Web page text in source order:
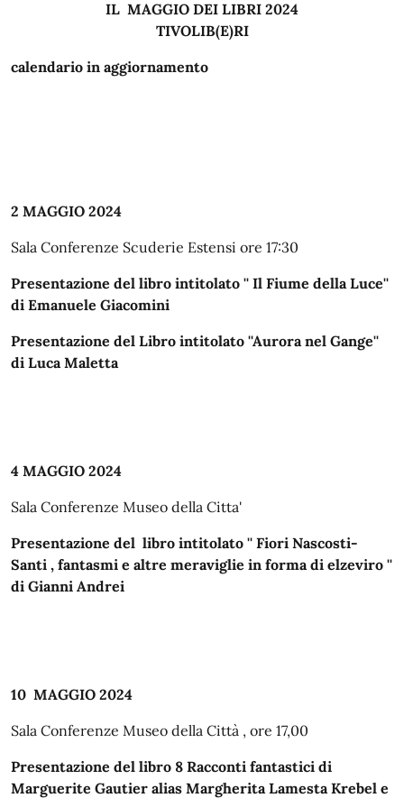
IL MAGGIO DEI LIBRI 2024
TIVOLIB(E)RI
calendario in aggiornamento
2 MAGGIO 2024
Sala Conferenze Scuderie Estensi ore 17:30
Presentazione del libro intitolato '' Il Fiume della Luce''
di Emanuele Giacomini
Presentazione del Libro intitolato ''Aurora nel Gange''
di Luca Maletta
4 MAGGIO 2024
Sala Conferenze Museo della Citta'
Presentazione del libro intitolato '' Fiori Nascosti-
Santi , fantasmi e altre meraviglie in forma di elzeviro ''
di Gianni Andrei
10 MAGGIO 2024
Sala Conferenze Museo della Città , ore 17,00
Presentazione del libro 8 Racconti fantastici di
Marguerite Gautier alias Margherita Lamesta Krebel e